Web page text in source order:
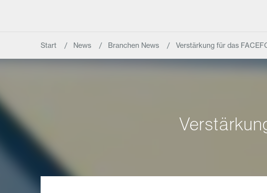
Start News Branchen News Verstärkung für das